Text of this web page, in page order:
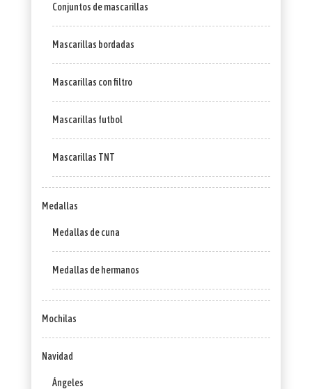
Conjuntos de mascarillas
Mascarillas bordadas
Mascarillas con filtro
Mascarillas futbol
Mascarillas TNT
Medallas
Medallas de cuna
Medallas de hermanos
Mochilas
Navidad
Ángeles